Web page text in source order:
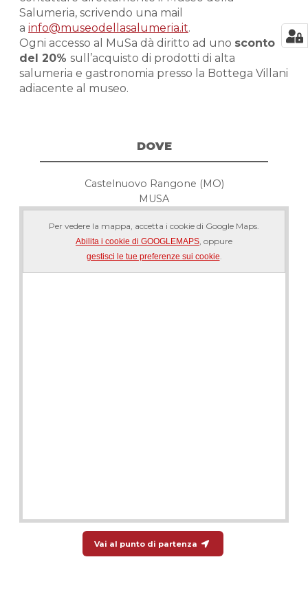
Salumeria, scrivendo una mail
a info@museodellasalumeria.it.
Ogni accesso al MuSa dà diritto ad uno sconto
del 20% sull’acquisto di prodotti di alta
salumeria e gastronomia presso la Bottega Villani
adiacente al museo.
DOVE
Castelnuovo Rangone (MO)
MUSA
Per vedere la mappa, accetta i cookie di Google Maps.
Abilita i cookie di GOOGLEMAPS, oppure
gestisci le tue preferenze sui cookie.
Vai al punto di partenza